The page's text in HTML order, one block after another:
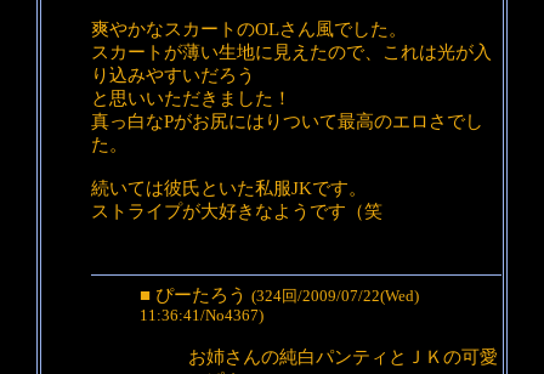
爽やかなスカートのOLさん風でした。
スカートが薄い生地に見えたので、これは光が入
り込みやすいだろう
と思いいただきました！
真っ白なPがお尻にはりついて最高のエロさでし
た。
続いては彼氏といた私服JKです。
ストライプが大好きなようです（笑
■ ぴーたろう (324回/2009/07/22(Wed)
11:36:41/No4367)
お姉さんの純白パンティとＪＫの可愛